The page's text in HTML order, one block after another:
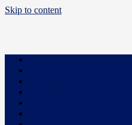
Skip to content
Business PRO
Новости про бизнес и не только